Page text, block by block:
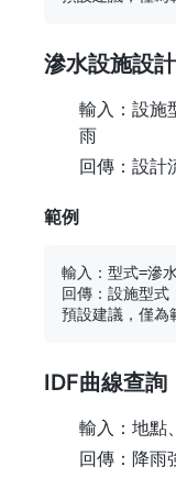
滲水設施設計
輸入：設施
雨
回傳：設計
範例
輸入：型式=
回傳：設施型
IDF曲線查詢
輸入：地點
回傳：降雨